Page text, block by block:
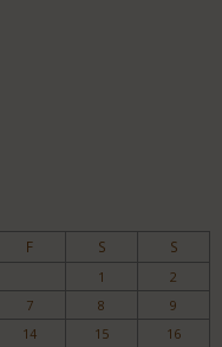
F S S
1
2
7 8
9
14 15
16